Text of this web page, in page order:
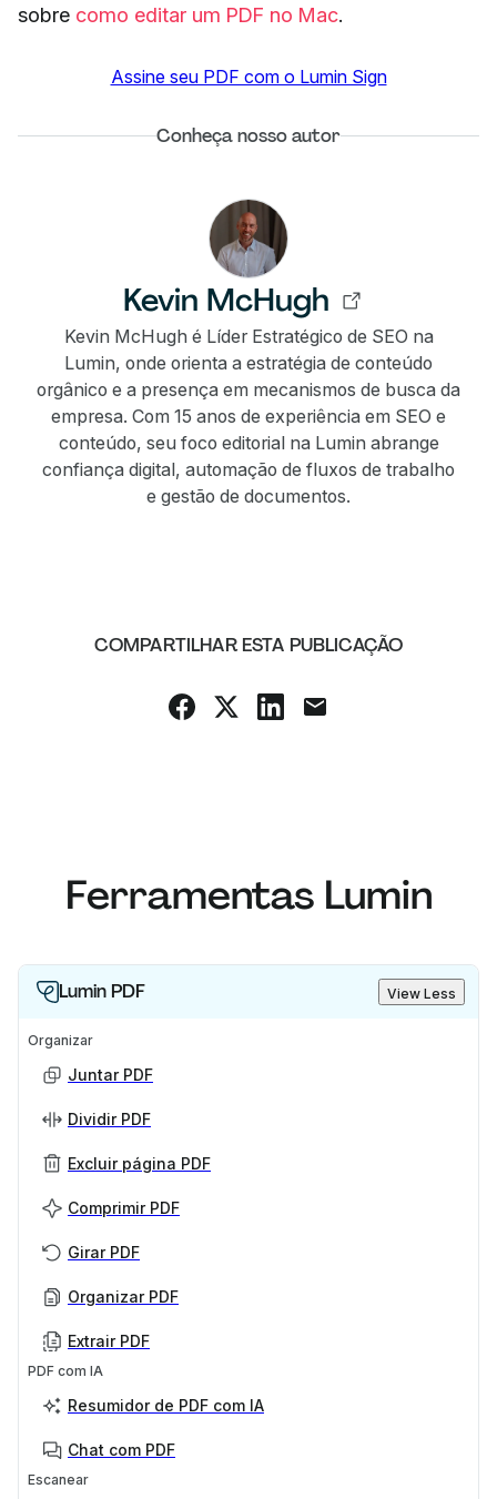
sobre como editar um PDF no Mac.
Assine seu PDF com o Lumin Sign
Conheça nosso autor
Kevin McHugh
Kevin McHugh é Líder Estratégico de SEO na
Lumin, onde orienta a estratégia de conteúdo
orgânico e a presença em mecanismos de busca da
empresa. Com 15 anos de experiência em SEO e
conteúdo, seu foco editorial na Lumin abrange
confiança digital, automação de fluxos de trabalho
e gestão de documentos.
COMPARTILHAR ESTA PUBLICAÇÃO
Ferramentas Lumin
Lumin PDF View Less
Organizar
Juntar PDF
Dividir PDF
Excluir página PDF
Comprimir PDF
Girar PDF
Organizar PDF
Extrair PDF
PDF com IA
Resumidor de PDF com IA
Chat com PDF
Escanear